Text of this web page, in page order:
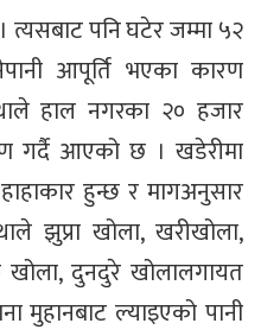
पनि घटेर जम्मा ५२
आपूर्ति भएका कारण
हाल नगरका २० हजार
गर्दै आएको छ । खडेरीमा
हुन्छ र मागअनुसार
झुप्रा खोला, खरीखोला,
खोला, दुनदुरे खोलालगायत
मुहानबाट ल्याइएको पानी